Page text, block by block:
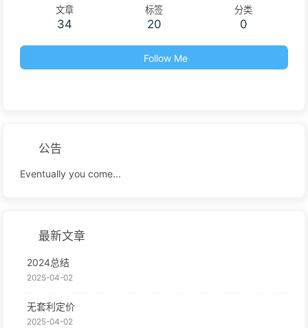
文章
34
标签
20
分类
0
Follow Me
公告
Eventually you come...
最新文章
2024总结
2025-04-02
无套利定价
2025-04-02